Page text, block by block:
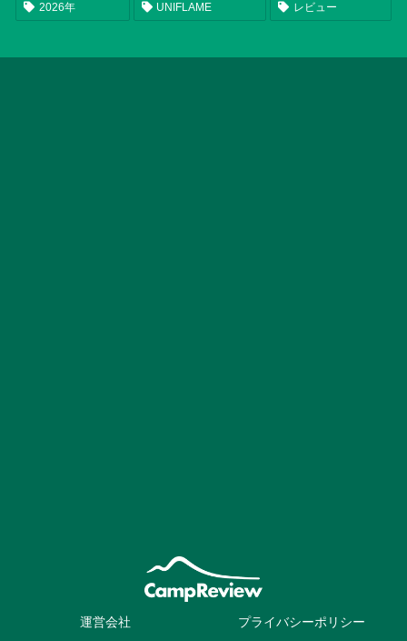
2026年 UNIFLAME レビュー
運営会社 プライバシーポリシー